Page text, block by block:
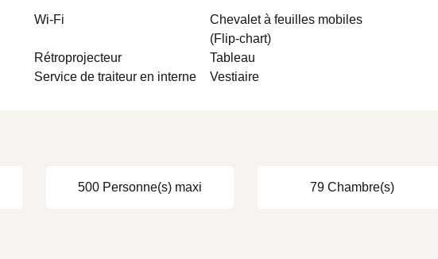
Wi-Fi
Chevalet à feuilles mobiles
(Flip-chart)
Rétroprojecteur
Tableau
Service de traiteur en interne Vestiaire
500 Personne(s) maxi 79 Chambre(s)